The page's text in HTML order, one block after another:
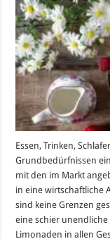
Essen, Trinken,
Grundbedürfnissen
mit den im Markt
in eine wirtschaftliche
sind keine Grenzen
eine schier
Limonaden in allen